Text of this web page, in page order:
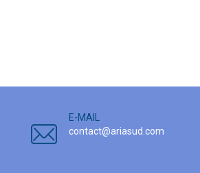
E-MAIL
contact@ariasud.com